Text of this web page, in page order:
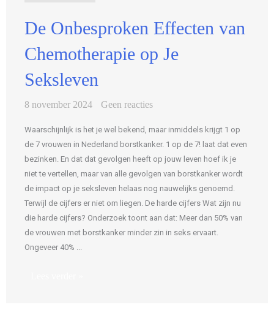
De Onbesproken Effecten van
Chemotherapie op Je
Seksleven
8 november 2024 Geen reacties
Waarschijnlijk is het je wel bekend, maar inmiddels krijgt 1 op
de 7 vrouwen in Nederland borstkanker. 1 op de 7! laat dat even
bezinken. En dat dat gevolgen heeft op jouw leven hoef ik je
niet te vertellen, maar van alle gevolgen van borstkanker wordt
de impact op je seksleven helaas nog nauwelijks genoemd.
Terwijl de cijfers er niet om liegen. De harde cijfers Wat zijn nu
die harde cijfers? Onderzoek toont aan dat: Meer dan 50% van
de vrouwen met borstkanker minder zin in seks ervaart.
Ongeveer 40% ...